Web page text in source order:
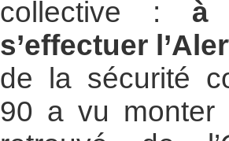
collective : à
s’effectuer
de la sécurité
90 a vu monter